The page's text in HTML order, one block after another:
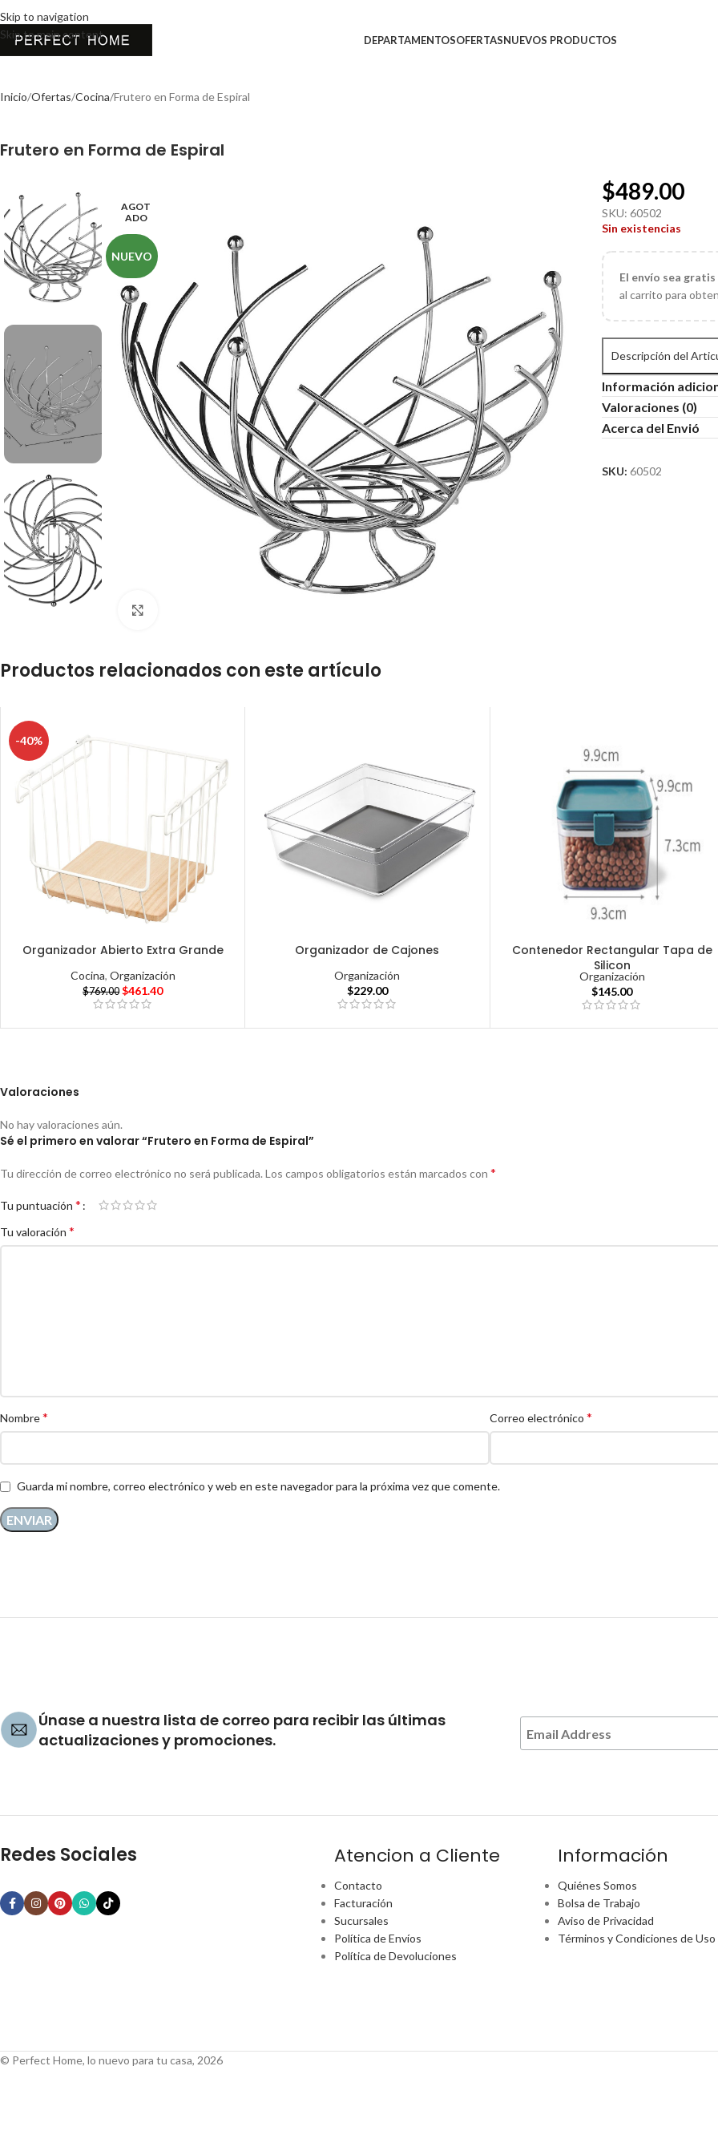
Skip to navigation
Skip to main content
DEPARTAMENTOSOFERTASNUEVOS PRODUCTOS
Inicio Ofertas Cocina Frutero en Forma de Espiral
Frutero en Forma de Espiral
AGOT
ADO
NUEVO
$489.00
SKU:60502
Sin existencias
El envío sea
al carrito para
Descripción del
Información
Valoraciones (0)
Acerca del Envió
SKU:60502
Productos relacionados con este artículo
-40%
Organizador Abierto Extra Grande
Cocina, Organización
$769.00 $461.40
Organizador de Cajones
Organización
$229.00
Contenedor Rectangular Tapa de
Silicon
Organización
$145.00
Valoraciones
No hay valoraciones aún.
Sé el primero en valorar “Frutero en Forma de Espiral”
Tu dirección de correo electrónico no será publicada. Los campos obligatorios están marcados con *
Tu puntuación *
Tu valoración *
Nombre* Correo electrónico *
Guarda mi nombre, correo electrónico y web en este navegador para la próxima vez que comente.
Únase a nuestra lista de correo para recibir las últimas
actualizaciones y promociones.
Redes Sociales Atencion a Cliente
Contacto
Facturación
Sucursales
Política de Envíos
Política de Devoluciones
Información
Quiénes Somos
Bolsa de Trabajo
Aviso de Privacidad
Términos y Condiciones de Uso
© Perfect Home, lo nuevo para tu casa, 2026